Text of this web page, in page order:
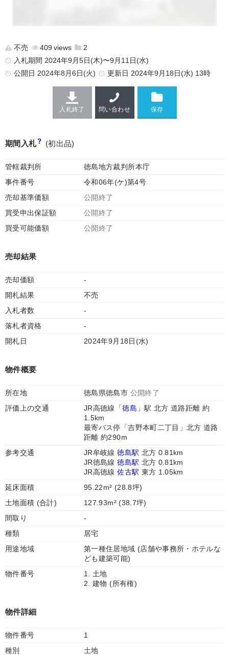
不売 409
2
入札期間 2024年9月5日(木)〜9月11日(水)
公開日 2024年8月6日(火) 更新日 2024年9月18日(水) 13時
入札終了 問い合わせ
期間入札 (初出品)
管轄裁判所
徳島地方裁判所本庁
事件番号
令和06年(ケ)第4号
売却基準価額
公開終了
買受申出保証額
公開終了
買受可能価額
公開終了
売却結果
売却価額
-
開札結果
不売
入札者数
-
落札者資格
-
開札日
2024年9月18日(水)
物件概要
所在地 徳島県徳島市 公開終了
評価上の交通
JR高徳線「徳島 」駅 北方 道路距離 約
1.5km
最寄バス停「吉野本町二丁目」北方 道路
距離 約290m
参考交通
JR牟岐線徳島駅 北方 0.81km
JR徳島線徳島駅 北方 0.81km
JR高徳線佐古駅 東方 1.05km
延床面積
95.22m² (28.8坪)
土地面積 (合計)
127.93m² (38.7坪)
間取り
-
種類
居宅
用途地域
第一種住居地域 (店舗や事務所・ホテルな
ども建築可能)
物件番号
1. 土地
2. 建物 (所有権)
物件詳細
物件番号
1
種別
土地